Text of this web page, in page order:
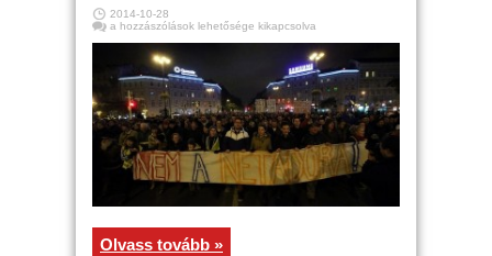
2014-10-28
Mégis
internetadó,
korláttal
bejegyzéshez
a hozzászólások lehetősége kikapcsolva
Olvass tovább »